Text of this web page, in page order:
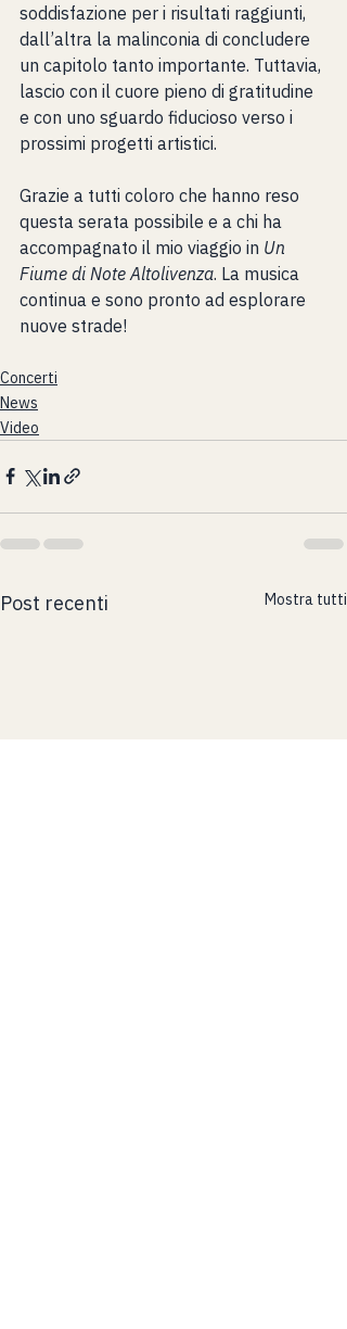
soddisfazione per i risultati raggiunti,
dall’altra la malinconia di concludere
un capitolo tanto importante. Tuttavia,
lascio con il cuore pieno di gratitudine
e con uno sguardo fiducioso verso i
prossimi progetti artistici.
Grazie a tutti coloro che hanno reso
questa serata possibile e a chi ha
accompagnato il mio viaggio in Un
Fiume di Note Altolivenza. La musica
continua e sono pronto ad esplorare
nuove strade!
Concerti
News
Video
Post recenti Mostra tutti